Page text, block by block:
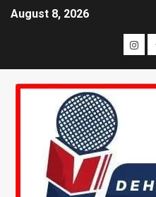
August 8, 2026